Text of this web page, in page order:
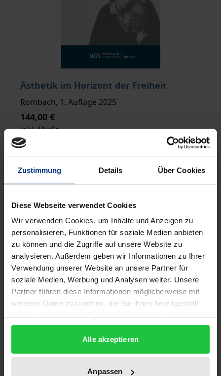
Zustimmung Details Über Cookies
Diese Webseite verwendet Cookies
Wir verwenden Cookies, um Inhalte und Anzeigen zu
personalisieren, Funktionen für soziale Medien anbieten
zu können und die Zugriffe auf unsere Website zu
analysieren. Außerdem geben wir Informationen zu Ihrer
Verwendung unserer Website an unsere Partner für
soziale Medien, Werbung und Analysen weiter. Unsere
Partner führen diese Informationen möglicherweise mit
weiteren Daten zusammen, die Sie ihnen bereitgestellt
gesammelt haben.
Alle akzeptieren
Anpassen
Ästhetik im Horizont der Freiheit
Der Preis dieses Titels richtet sich nach der
Rombach, 1. Auflage 2025
144,00 €
inkl. MwSt.
Heilorte
Der Preis dieses Titels richtet sich nach der
Rombach, 1. Auflage 2025